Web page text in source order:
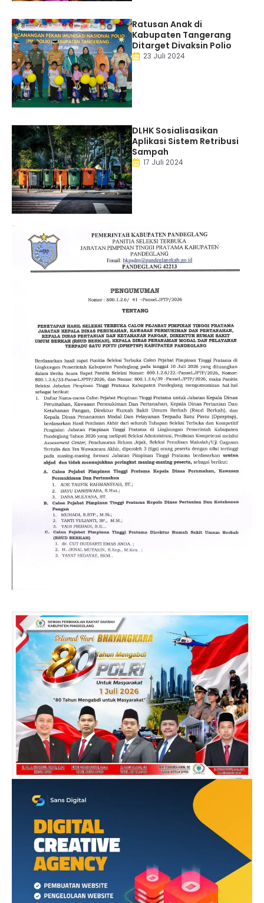
Ratusan Anak di
Kabupaten Tangerang
Ditarget Divaksin Polio
23 Juli 2024
DLHK Sosialisasikan
Aplikasi Sistem Retribusi
Sampah
17 Juli 2024